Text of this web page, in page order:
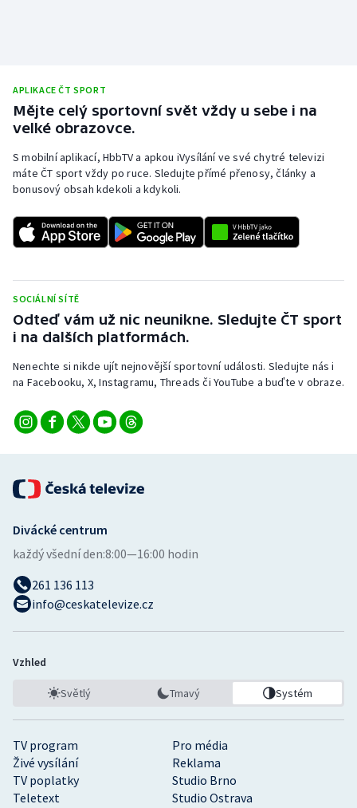
APLIKACE ČT SPORT
Mějte celý sportovní svět vždy u sebe i na
velké obrazovce.
S mobilní aplikací, HbbTV a apkou iVysílání ve své chytré televizi
máte ČT sport vždy po ruce. Sledujte přímé přenosy, články a
bonusový obsah kdekoli a kdykoli.
SOCIÁLNÍ SÍTĚ
Odteď vám už nic neunikne. Sledujte ČT sport
i na dalších platformách.
Nenechte si nikde ujít nejnovější sportovní události. Sledujte nás i
na Facebooku, X, Instagramu, Threads či YouTube a buďte v obraze.
TV program
Pro média
Živé vysílání
Reklama
TV poplatky
Studio Brno
Teletext
Studio Ostrava
Divácké centrum
každý všední den:8:00—16:00 hodin
261 136 113
info@ceskatelevize.cz
Vzhled
Světlý Tmavý Systém